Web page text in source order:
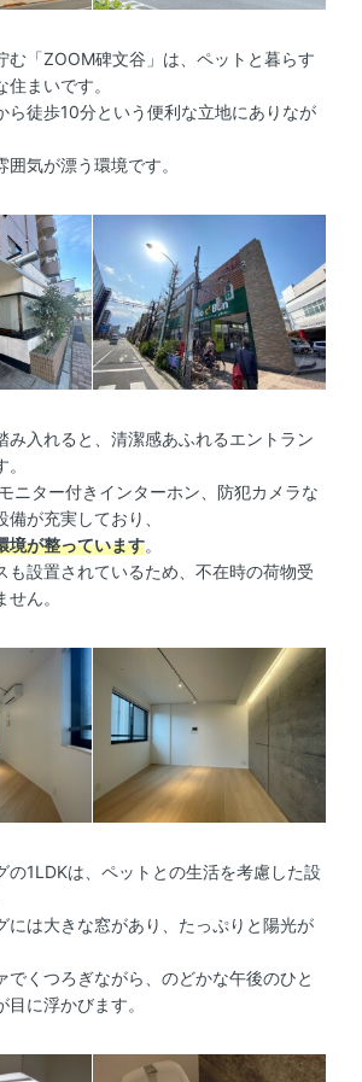
む「ZOOM碑文谷」は、ペットと暮らす
まいです。
ら徒歩10分という便利な立地にありなが
気が漂う環境です。
み入れると、清潔感あふれるエントラン
ニター付きインターホン、防犯カメラな
が充実しており、
境が整っています。
も設置されているため、不在時の荷物受
ん。
の1LDKは、ペットとの生活を考慮した設
には大きな窓があり、たっぷりと陽光が
でくつろぎながら、のどかな午後のひと
に浮かびます。